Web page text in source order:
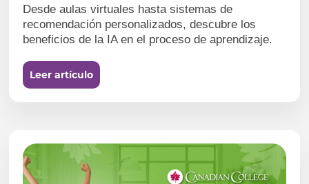
Desde aulas virtuales hasta sistemas de
recomendación personalizados, descubre los
beneficios de la IA en el proceso de aprendizaje.
Leer artículo